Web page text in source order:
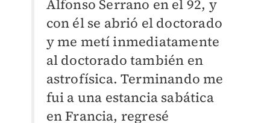
Alfonso Serrano en el 92, y
con él se abrió el doctorado
y me metí inmediatamente
al doctorado también en
astrofísica. Terminando me
fui a una estancia sabática
en Francia, regresé